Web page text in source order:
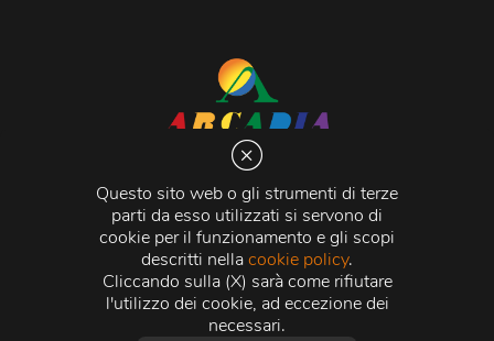
Questo sito web o gli strumenti di terze
parti da esso utilizzati si servono di
cookie per il funzionamento e gli scopi
descritti nellacookie policy.
Cliccando sulla (X) sarà come rifiutare
l'utilizzo dei cookie, ad eccezione dei
necessari.
Via Martiri della Libertà 20066 Melzo (MI)
C.C.I.A.A. - R.E.A di Milano n. 1427910
Registro delle Imprese di Milano n. 338392 -
Fiscale e Partita Iva11015840157 | Capitale Sociale
500.000,00 i.v.
Credits:Crea Informatica S.r.l. 2026 © Tutti i diritti
riservati.